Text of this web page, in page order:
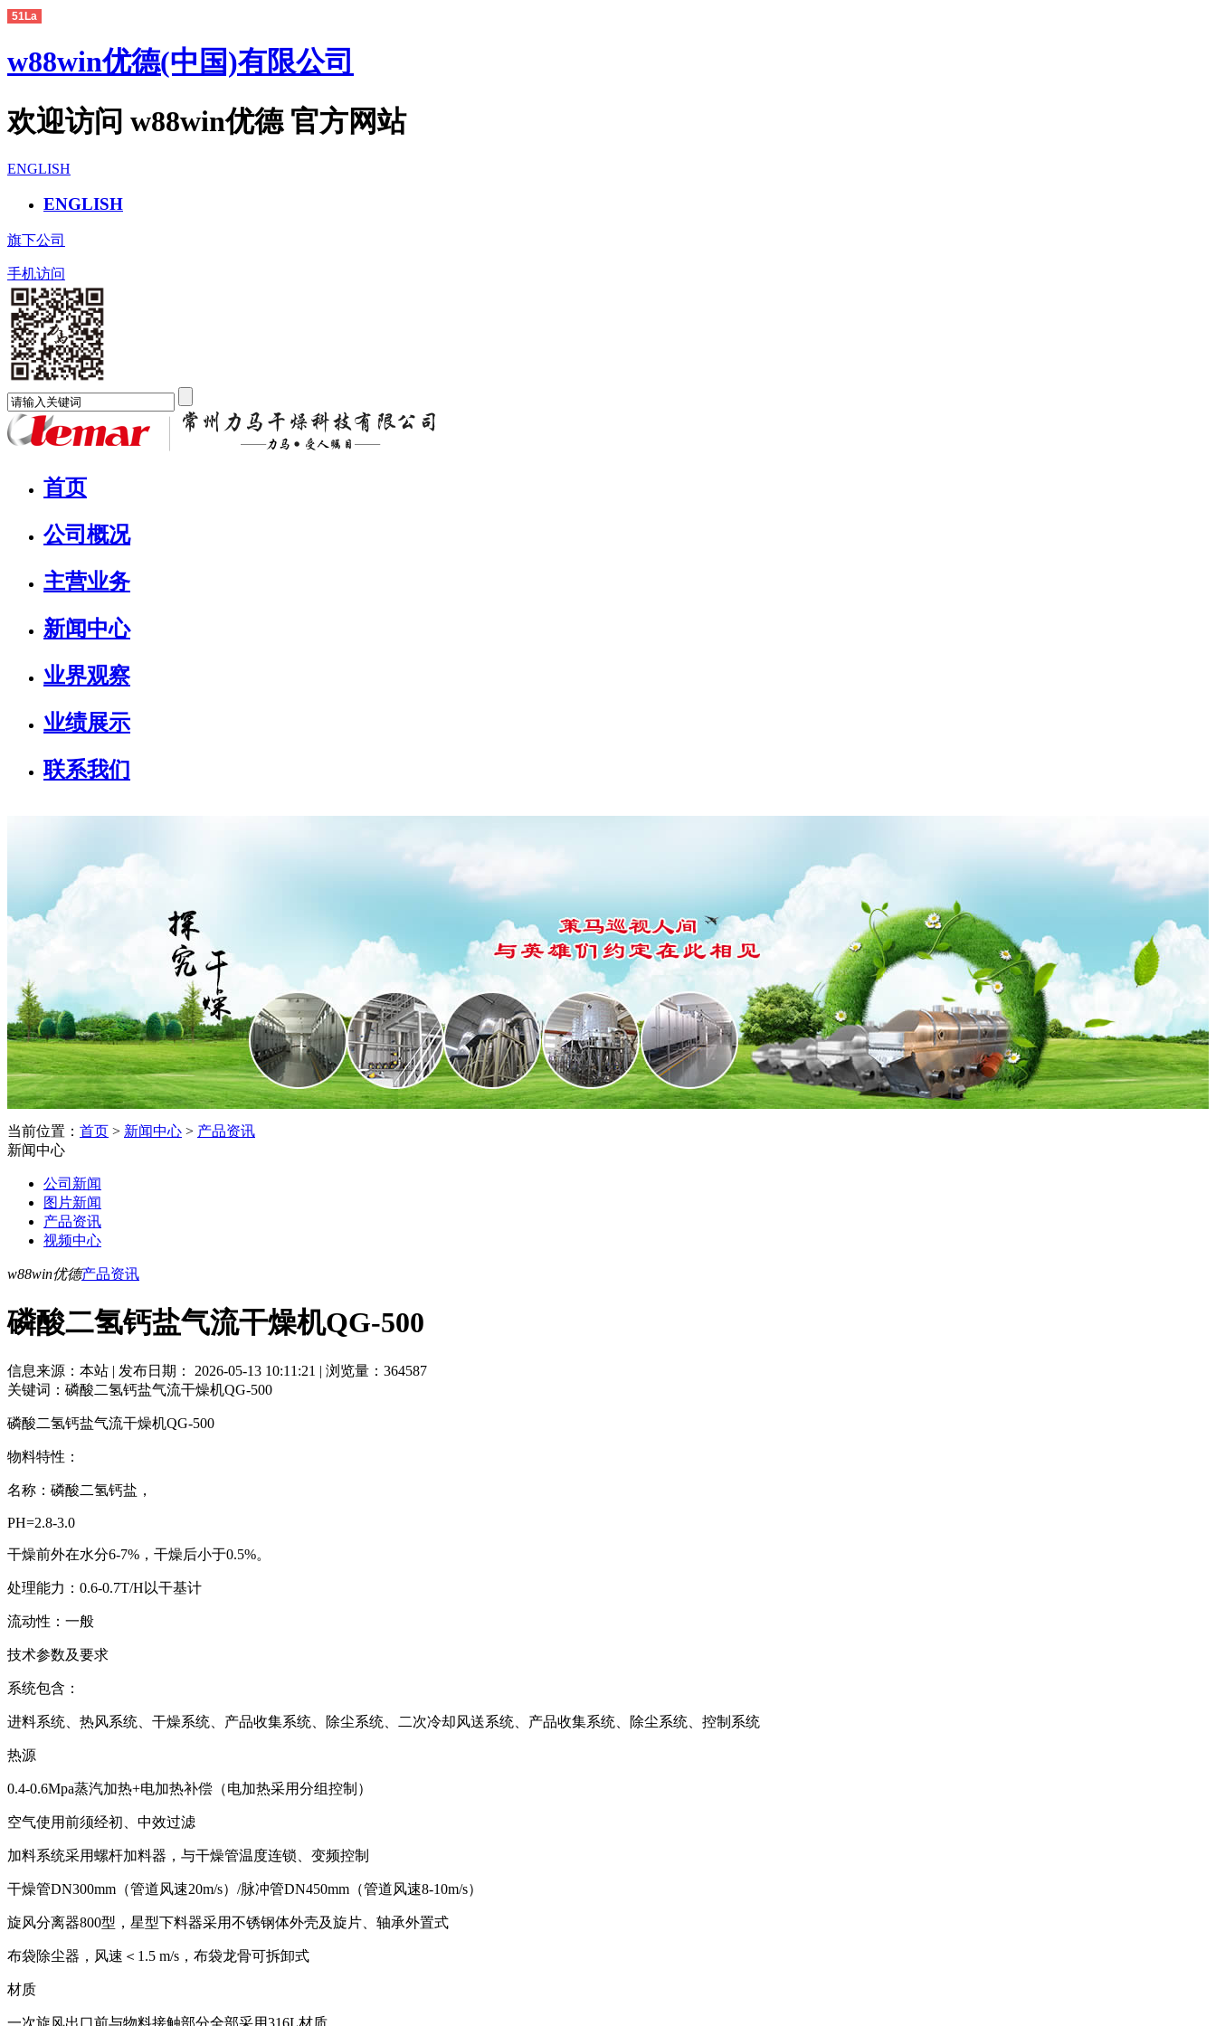
51La
w88win优德(中国)有限公司
欢迎访问 w88win优德 官方网站
ENGLISH
ENGLISH
旗下公司
手机访问
首页
公司概况
主营业务
新闻中心
业界观察
业绩展示
联系我们
当前位置： 首页 > 新闻中心 > 产品资讯
新闻中心
公司新闻
图片新闻
产品资讯
视频中心
w88win优德产品资讯
磷酸二氢钙盐气流干燥机QG-500
信息来源：本站 | 发布日期： 2026-05-13 10:11:21 | 浏览量：364587
关键词：磷酸二氢钙盐气流干燥机QG-500
磷酸二氢钙盐气流干燥机QG-500
物料特性：
名称：磷酸二氢钙盐，
PH=2.8-3.0
干燥前外在水分6-7%，干燥后小于0.5%。
处理能力：0.6-0.7T/H以干基计
流动性：一般
技术参数及要求
系统包含：
进料系统、热风系统、干燥系统、产品收集系统、除尘系统、二次冷却风送系统、产品收集系统、除尘系统、控制系统
热源
0.4-0.6Mpa蒸汽加热+电加热补偿（电加热采用分组控制）
空气使用前须经初、中效过滤
加料系统采用螺杆加料器，与干燥管温度连锁、变频控制
干燥管DN300mm（管道风速20m/s）/脉冲管DN450mm（管道风速8-10m/s）
旋风分离器800型，星型下料器采用不锈钢体外壳及旋片、轴承外置式
布袋除尘器，风速＜1.5 m/s，布袋龙骨可拆卸式
材质